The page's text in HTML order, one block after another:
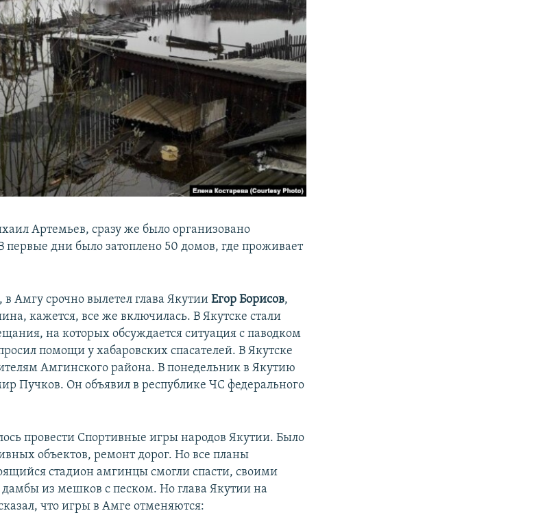
Артемьев, сразу же было организовано
первые дни было затоплено 50 домов, где проживает
Амгу срочно вылетел глава ЯкутииЕгор Борисов,
кажется, все же включилась. В Якутске стали
на которых обсуждается ситуация с паводком
помощи у хабаровских спасателей. В Якутске
Амгинского района. В понедельник в Якутию
Пучков. Он объявил в республике ЧС федерального
провести Спортивные игры народов Якутии. Было
объектов, ремонт дорог. Но все планы
стадион амгинцы смогли спасти, своими
дамбы из мешков с песком. Но глава Якутии на
что игры в Амге отменяются: